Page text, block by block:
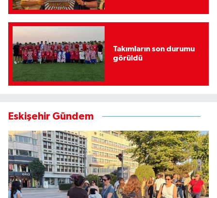
Takımların son durumu
görüldü
Eskişehir Gündem